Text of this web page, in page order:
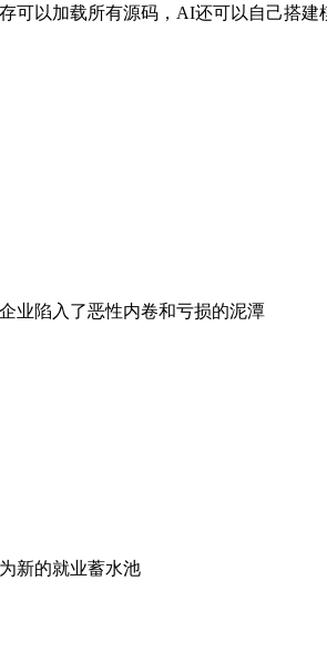
可以加载所有源码，AI还可以自己搭建
业陷入了恶性内卷和亏损的泥潭
新的就业蓄水池